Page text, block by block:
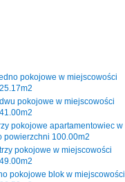
pokojowe w miejscowości
pokojowe w miejscowości
pokojowe apartamentowiec w
powierzchni 100.00m2
pokojowe w miejscowości
pokojowe blok w miejscowości